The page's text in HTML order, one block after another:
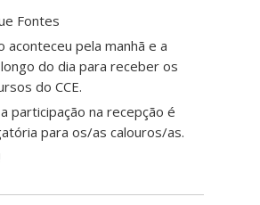
Fontes
pela manhã e a
do dia para receber os
do CCE.
participação na recepção é
para os/as calouros/as.